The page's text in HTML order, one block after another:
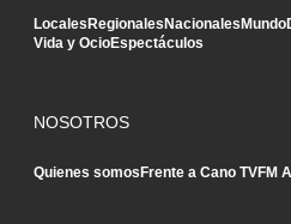
LocalesRegionalesNacionalesMundo
Vida y OcioEspectáculos
NOSOTROS
Quienes somosFrente a Cano TVFM